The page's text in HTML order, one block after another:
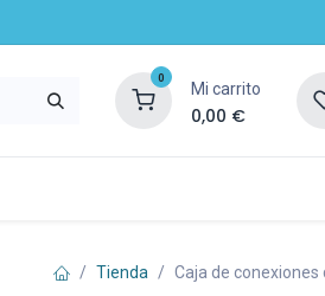
0
Mi carrito
0,00 €
Tienda Caja de conexiones